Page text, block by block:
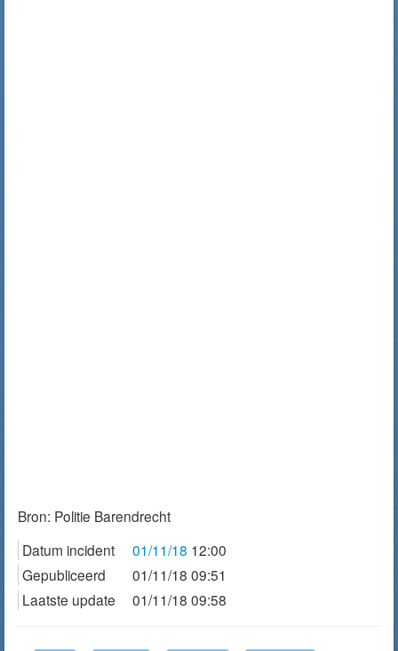
Bron: Politie Barendrecht
Datum incident
01/11/18 12:00
Gepubliceerd
01/11/18 09:51
Laatste update
01/11/18 09:58